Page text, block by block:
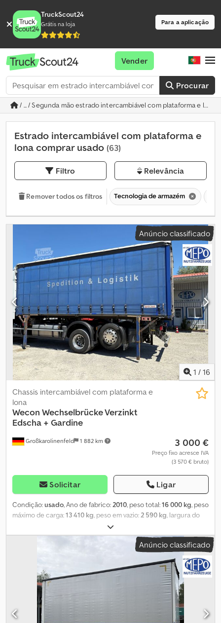
TruckScout24
Grátis na loja Para a aplicação
Procurar
Vender
/ ... / Segunda mão estrado intercambiável com plataforma e lona
Estrado intercambiável com plataforma e
lona comprar usado (63)
Filtro Relevância
Remover todos os filtros Tecnologia de armazém
Anúncio classificado
1 / 16
Großkarolinenfeld 1 882 km
Chassis intercambiável com plataforma e
lona
Wecon Wechselbrücke Verzinkt
Edscha + Gardine
3 000 €
Preço fixo acresce IVA
(3 570 € bruto)
Solicitar Ligar
Condição:usado, Ano de fabrico:2010, peso total:16 000 kg, peso
máximo de carga:13 410 kg, peso em vazio:2 590 kg, largura do
, comprimento do espaço de carga:
7 300 mm, altura do espaço de carga:2 520 mm, COMERCIANTE
ALEMÃO oferece: Credpfxozrtddj Afmef Troca BDF 7,45
Galvanizada Apta para grua Duplas conexões Anéis para
amarração Teto deslizante Cortina deslizante Ano de fabrico:
04/2010 16.000 kg PBV 2.590 kg vazio Dimensões internas:
7300x2480x2520 mm Grande estoque de trocas BDF e reboques!
##### FAVOR LIGAR – NÃO ENVIAR EMAIL! ##### ENTREGA
POSSÍVEL EM TODA ALEMANHA! MEPO-VEÍCULOS COMERCIAIS
ENTREGA DESDE 1983! VISITA SOMENTE COM AGENDAMENTO!
Anúncio classificado